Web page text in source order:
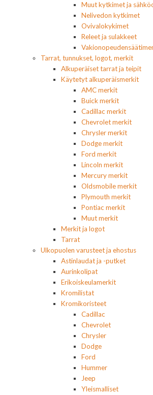
Muut kytkimet ja
Nelivedon kytkimet
Ovivalokykimet
Releet ja sulakkeet
Tarrat, tunnukset, logot, merkit
Alkuperäiset tarrat ja teipit
Käytetyt alkuperäismerkit
AMC merkit
Buick merkit
Cadillac merkit
Chevrolet merkit
Chrysler merkit
Dodge merkit
Ford merkit
Lincoln merkit
Mercury merkit
Oldsmobile merkit
Plymouth merkit
Pontiac merkit
Muut merkit
Merkit ja logot
Tarrat
Ulkopuolen varusteet ja ehostus
Astinlaudat ja -putket
Aurinkolipat
Erikoiskeulamerkit
Kromilistat
Kromikoristeet
Cadillac
Chevrolet
Chrysler
Dodge
Ford
Hummer
Jeep
Yleismalliset